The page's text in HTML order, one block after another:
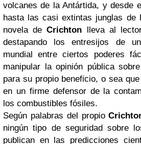
volcanes de la Antártida, y desde
hasta las casi extintas junglas de
novela deCrichton lleva al
destapando los entresijos de
mundial entre ciertos poderes
manipular la opinión pública
para su propio beneficio, o sea
en un firme defensor de la
los combustibles fósiles.
Según palabras del propio
ningún tipo de seguridad sobre
publican en las predicciones